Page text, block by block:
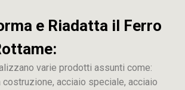
e Riadatta il Ferro
varie prodotti assunti come:
costruzione, acciaio speciale, acciaio